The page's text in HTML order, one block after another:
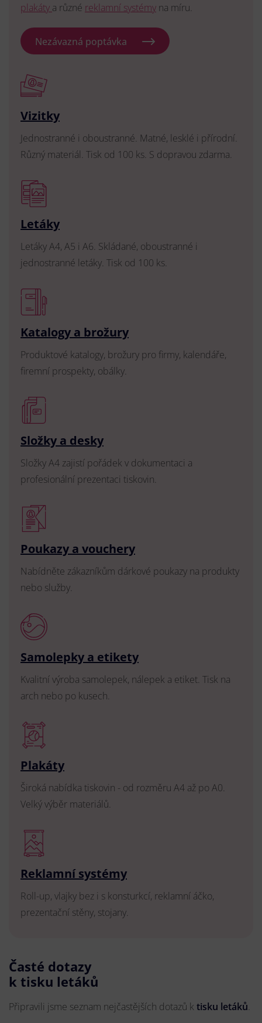
plakáty a různé reklamní systémy na míru.
Nezávazná poptávka
Vizitky
Jednostranné i oboustranné. Matné, lesklé i přírodní.
Různý materiál. Tisk od 100 ks. S dopravou zdarma.
Letáky
Letáky A4, A5 i A6. Skládané, oboustranné i
jednostranné letáky. Tisk od 100 ks.
Katalogy a brožury
Produktové katalogy, brožury pro firmy, kalendáře,
firemní prospekty, obálky.
Složky a desky
Složky A4 zajistí pořádek v dokumentaci a
profesionální prezentaci tiskovin.
Poukazy a vouchery
Nabídněte zákazníkům dárkové poukazy na produkty
nebo služby.
Samolepky a etikety
Kvalitní výroba samolepek, nálepek a etiket. Tisk na
arch nebo po kusech.
Plakáty
Široká nabídka tiskovin - od rozměru A4 až po A0.
Velký výběr materiálů.
Reklamní systémy
Roll-up, vlajky bez i s konsturkcí, reklamní áčko,
prezentační stěny, stojany.
Časté dotazy
k tisku letáků
Připravili jsme seznam nejčastějších dotazů k tisku letáků.